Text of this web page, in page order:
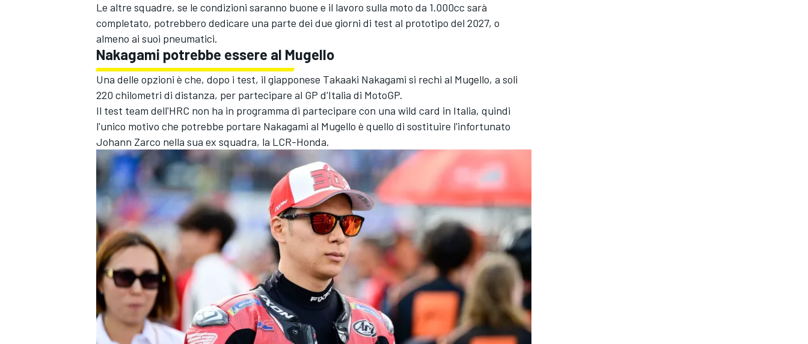
ENDURANCE/GT
Le altre squadre, se le condizioni saranno buone e il lavoro sulla moto da 1.000cc sarà
completato, potrebbero dedicare una parte dei due giorni di test al prototipo del 2027, o
almeno ai suoi pneumatici.
Nakagami potrebbe essere al Mugello
Una delle opzioni è che, dopo i test, il giapponese Takaaki Nakagami si rechi al Mugello, a soli
220 chilometri di distanza, per partecipare al GP d'Italia di MotoGP.
Il test team dell'HRC non ha in programma di partecipare con una wild card in Italia, quindi
l'unico motivo che potrebbe portare Nakagami al Mugello è quello di sostituire l'infortunato
Johann Zarco nella sua ex squadra, la LCR-Honda.